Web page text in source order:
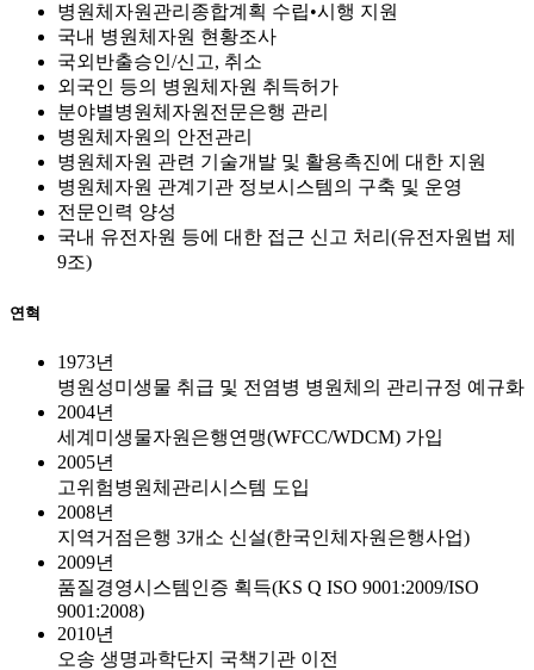
병원체자원관리종합계획 수립•시행 지원
국내 병원체자원 현황조사
국외반출승인/신고, 취소
외국인 등의 병원체자원 취득허가
분야별병원체자원전문은행 관리
병원체자원의 안전관리
병원체자원 관련 기술개발 및 활용촉진에 대한 지원
병원체자원 관계기관 정보시스템의 구축 및 운영
전문인력 양성
국내 유전자원 등에 대한 접근 신고 처리(유전자원법 제
9조)
연혁
1973년
병원성미생물 취급 및 전염병 병원체의 관리규정 예규화
2004년
세계미생물자원은행연맹(WFCC/WDCM) 가입
2005년
고위험병원체관리시스템 도입
2008년
지역거점은행 3개소 신설(한국인체자원은행사업)
2009년
품질경영시스템인증 획득(KS Q ISO 9001:2009/ISO
9001:2008)
2010년
오송 생명과학단지 국책기관 이전